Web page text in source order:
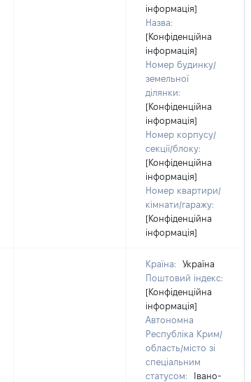
інформація]
Назва:
[Конфіденційна
інформація]
Номер будинку/
земельної
ділянки:
[Конфіденційна
інформація]
Номер корпусу/
секції/блоку:
[Конфіденційна
інформація]
Номер квартири/
кімнати/гаражу:
[Конфіденційна
інформація]
Країна:
Україна
Поштовий індекс:
[Конфіденційна
інформація]
Автономна
Республіка Крим/
область/місто зі
спеціальним
статусом:
Івано-